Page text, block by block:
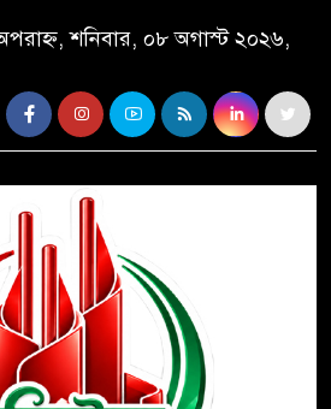
শনিবার, ০৮ অগাস্ট ২০২৬,